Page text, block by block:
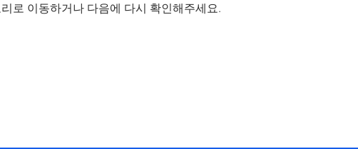
로 이동하거나 다음에 다시 확인해주세요.